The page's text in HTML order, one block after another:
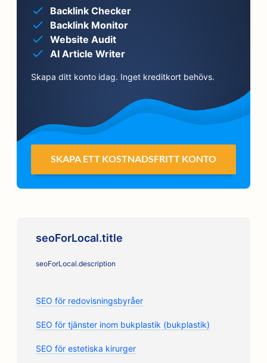
Backlink Checker
Backlink Monitor
Website Audit
AI Article Writer
Skapa ditt konto idag. Inget kreditkort behövs.
SKAPA ETT KOSTNADSFRITT KONTO
seoForLocal.title
seoForLocal.description
SEO för redovisningsbyråer
SEO för tjänster inom bukplastik (bukplastik)
SEO för estetiska kirurger